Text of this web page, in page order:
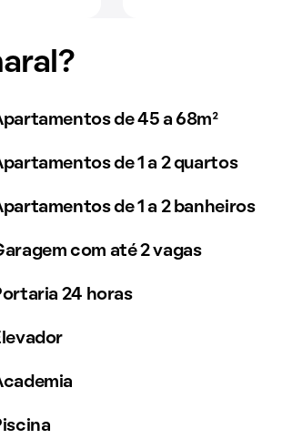
de 45 a 68m²
de 1 a 2 quartos
de 1 a 2 banheiros
com até 2 vagas
24 horas